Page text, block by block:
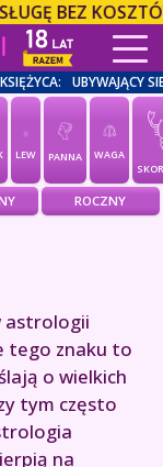
BEZ KOSZTÓW
UBYWAJĄCY
LEW PANNA
WAGA
ROCZNY
astrologii
tego znaku to
o wielkich
tym często
na